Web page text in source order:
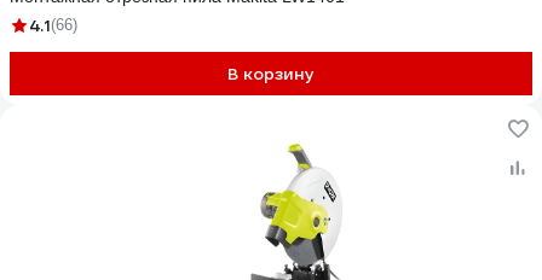
4.1(66)
В корзину